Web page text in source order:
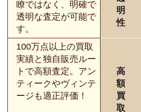
瞭ではなく、明確で
透明な査定が可能で
す。
明
性
100万点以上の買取
実績と独自販売ルー
トで高額査定。アン
ティークやヴィンテ
ージも適正評価！
高
額
買
取